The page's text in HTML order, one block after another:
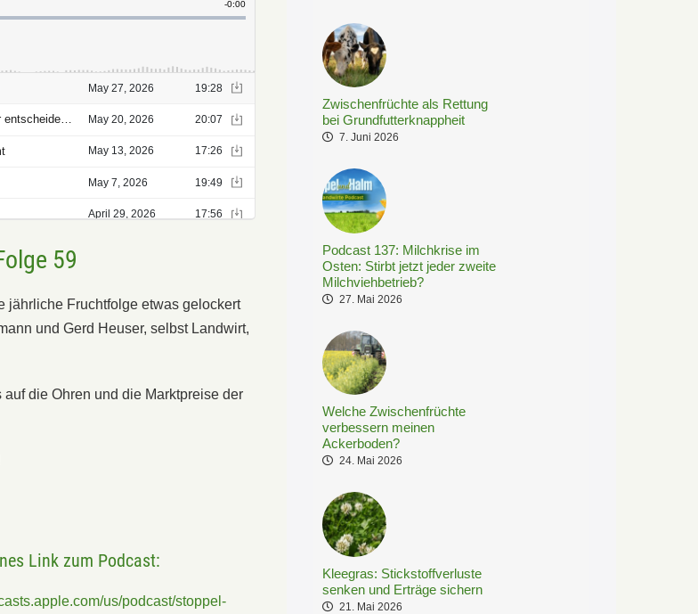
59
jährliche Fruchtfolge etwas gelockert
und Gerd Heuser, selbst Landwirt,
die Ohren und die Marktpreise der
Link zum Podcast:
us/podcast/stoppel-
Zwischenfrüchte als Rettung
bei Grundfutterknappheit
7. Juni 2026
Podcast 137: Milchkrise im
Osten: Stirbt jetzt jeder zweite
Milchviehbetrieb?
27. Mai 2026
Welche Zwischenfrüchte
verbessern meinen
Ackerboden?
24. Mai 2026
Kleegras: Stickstoffverluste
senken und Erträge sichern
21. Mai 2026